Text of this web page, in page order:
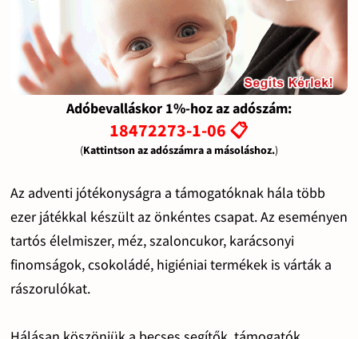
Adóbevalláskor 1%-hoz az adószám:
18472273-1-06 📋
(Kattintson az adószámra a másoláshoz.)
Az adventi jótékonyságra a támogatóknak hála több
ezer játékkal készült az önkéntes csapat. Az eseményen
tartós élelmiszer, méz, szaloncukor, karácsonyi
finomságok, csokoládé, higiéniai termékek is várták a
rászorulókat.